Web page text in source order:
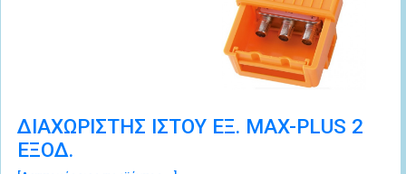
ΔΙΑΧΩΡΙΣΤΗΣ ΙΣΤΟΥ ΕΞ. MAX-PLUS 2
ΕΞΟΔ.